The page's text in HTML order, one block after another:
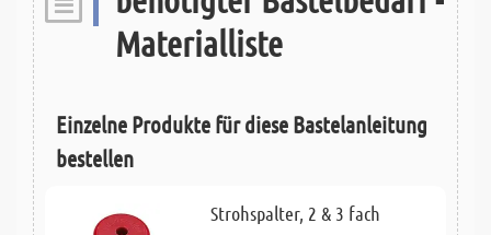
Materialliste
Einzelne Produkte für diese Bastelanleitung
bestellen
Strohspalter, 2 & 3 fach